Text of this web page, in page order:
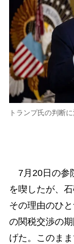
トランプ氏の判断
7月20日の参
を喫したが、
その理由のひ
の関税交渉の
げた。このま